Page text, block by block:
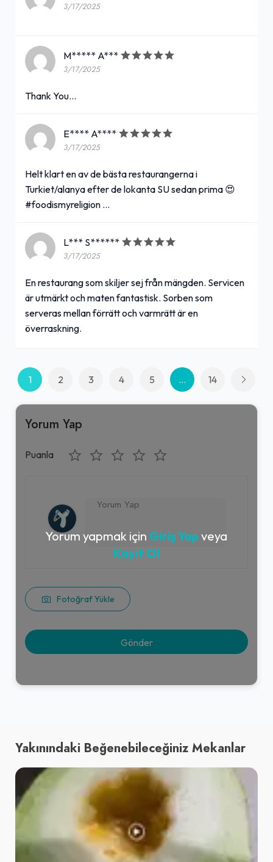
3/17/2025
M***** A***
3/17/2025
Thank You...
E**** A****
3/17/2025
Helt klart en av de bästa restaurangerna i
Turkiet/alanya efter de lokanta SU sedan prima 😍
#foodismyreligion …
L*** S******
3/17/2025
En restaurang som skiljer sej från mängden. Servicen
är utmärkt och maten fantastisk. Sorben som
serveras mellan förrätt och varmrätt är en
överraskning.
1 2 3 4 5 ... 14
Yorum Yap
Puanla
Fotoğraf Yükle
Yorum yapmak için Giriş Yap veya
Kayıt Ol
Yakınındaki Beğenebileceğiniz Mekanlar